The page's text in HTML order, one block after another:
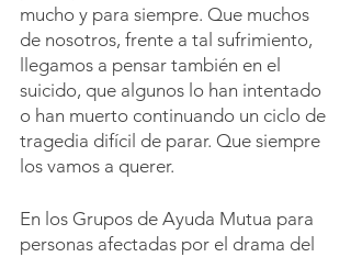
mucho y para siempre. Que muchos
de nosotros, frente a tal sufrimiento,
llegamos a pensar también en el
suicido, que algunos lo han intentado
o han muerto continuando un ciclo de
tragedia difícil de parar. Que siempre
los vamos a querer.
En los Grupos de Ayuda Mutua para
personas afectadas por el drama del